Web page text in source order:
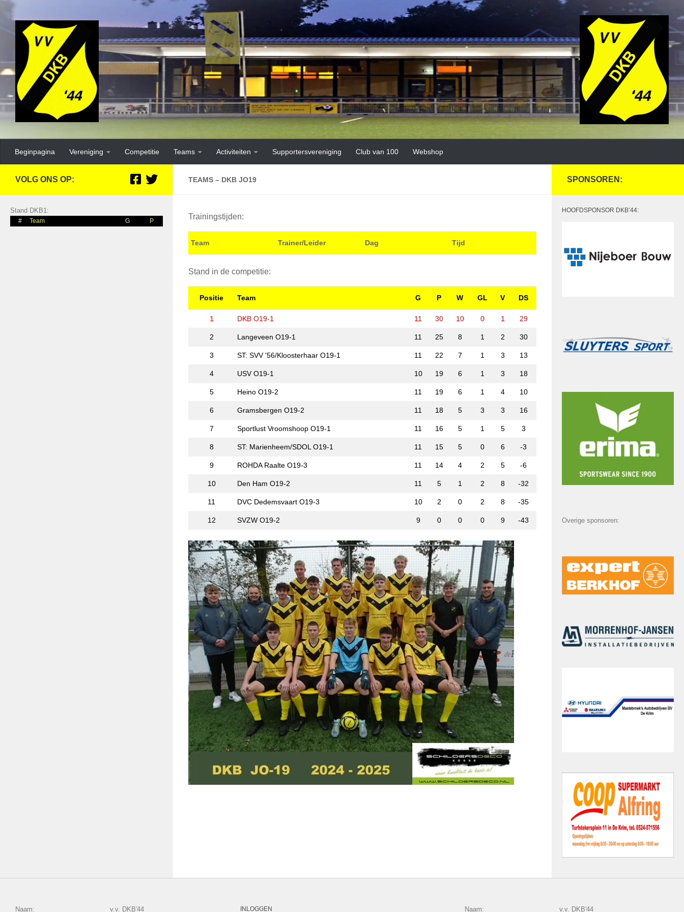
Beginpagina Vereniging Competitie Teams Activiteiten Supportersvereniging Club van 100 Webshop
TEAMS – DKB JO19
Trainingstijden:
Team Trainer/Leider Dag Tijd
Stand in de competitie:
Positie Team G P W GL V DS
1 DKB O19-1 11 30 10 0 1 29
2 Langeveen O19-1 11 25 8 1 2 30
3 ST: SVV '56/Kloosterhaar O19-1 11 22 7 1 3 13
4 USV O19-1 10 19 6 1 3 18
5 Heino O19-2 11 19 6 1 4 10
6 Gramsbergen O19-2 11 18 5 3 3 16
7 Sportlust Vroomshoop O19-1 11 16 5 1 5 3
8 ST: Marienheem/SDOL O19-1 11 15 5 0 6 -3
9 ROHDA Raalte O19-3 11 14 4 2 5 -6
10 Den Ham O19-2 11 5 1 2 8 -32
11 DVC Dedemsvaart O19-3 10 2 0 2 8 -35
12 SVZW O19-2 9 0 0 0 9 -43
VOLG ONS OP:
Stand DKB1:
# Team G P
SPONSOREN:
HOOFDSPONSOR DKB’44:
Overige sponsoren:
Naam: v.v. DKB'44 INLOGGEN Naam: v.v. DKB'44